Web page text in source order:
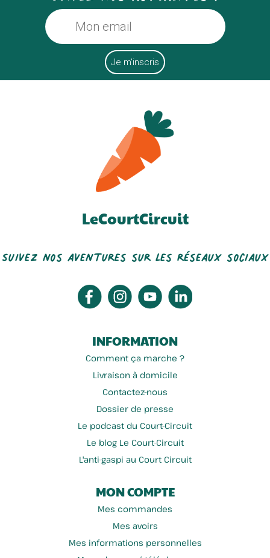
LeCourtCircuit
Suivez nos aventures sur les réseaux sociaux
INFORMATION
Comment ça marche ?
Livraison à domicile
Contactez-nous
Dossier de presse
Le podcast du Court-Circuit
Le blog Le Court-Circuit
L'anti-gaspi au Court Circuit
MON COMPTE
Mes commandes
Mes avoirs
Mes informations personnelles